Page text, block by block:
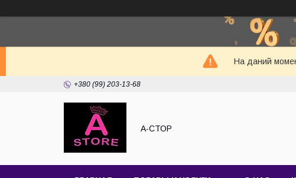
На даний
+380 (99) 203-13-68
А-СТОР